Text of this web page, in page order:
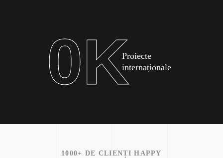
0KProiecte
internaționale
1000+ DE CLIENȚI HAPPY